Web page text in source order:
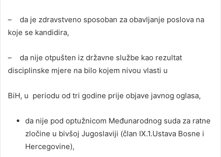
– da je zdravstveno sposoban za obavljanje poslova na
koje se kandidira,
– da nije otpušten iz državne službe kao rezultat
disciplinske mjere na bilo kojem nivou vlasti u
BiH, u periodu od tri godine prije objave javnog oglasa,
da nije pod optužnicom Međunarodnog suda za ratne
zločine u bivšoj Jugoslaviji (član IX.1.Ustava Bosne i
Hercegovine),